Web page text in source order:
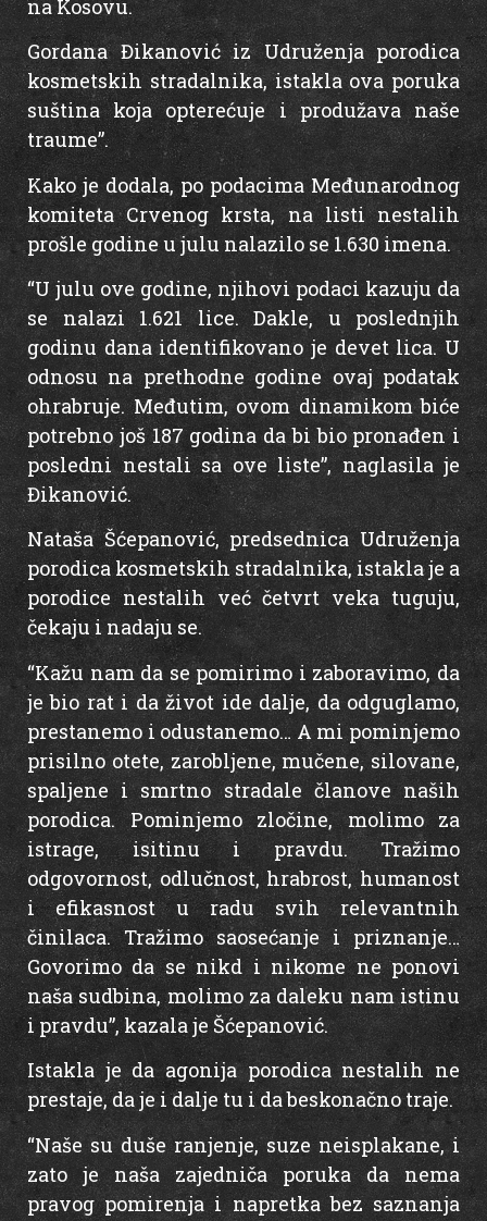
na Kosovu.
Gordana Đikanović iz Udruženja porodica
kosmetskih stradalnika, istakla ova poruka
suština koja opterećuje i produžava naše
traume”.
Kako je dodala, po podacima Međunarodnog
komiteta Crvenog krsta, na listi nestalih
prošle godine u julu nalazilo se 1.630 imena.
“U julu ove godine, njihovi podaci kazuju da
se nalazi 1.621 lice. Dakle, u poslednjih
godinu dana identifikovano je devet lica. U
odnosu na prethodne godine ovaj podatak
ohrabruje. Međutim, ovom dinamikom biće
potrebno još 187 godina da bi bio pronađen i
posledni nestali sa ove liste”, naglasila je
Đikanović.
Nataša Šćepanović, predsednica Udruženja
porodica kosmetskih stradalnika, istakla je a
porodice nestalih već četvrt veka tuguju,
čekaju i nadaju se.
“Kažu nam da se pomirimo i zaboravimo, da
je bio rat i da život ide dalje, da odguglamo,
prestanemo i odustanemo… A mi pominjemo
prisilno otete, zarobljene, mučene, silovane,
spaljene i smrtno stradale članove naših
porodica. Pominjemo zločine, molimo za
istrage, isitinu i pravdu. Tražimo
odgovornost, odlučnost, hrabrost, humanost
i efikasnost u radu svih relevantnih
činilaca. Tražimo saosećanje i priznanje…
Govorimo da se nikd i nikome ne ponovi
naša sudbina, molimo za daleku nam istinu
i pravdu”, kazala je Šćepanović.
Istakla je da agonija porodica nestalih ne
prestaje, da je i dalje tu i da beskonačno traje.
“Naše su duše ranjenje, suze neisplakane, i
zato je naša zajedniča poruka da nema
pravog pomirenja i napretka bez saznanja